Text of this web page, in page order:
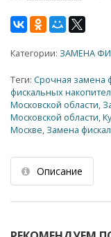
Категории: ЗАМЕНА
Теги: Срочная замена
фискальных
Московской области,
Московской области,
Москве, Замена
Описание